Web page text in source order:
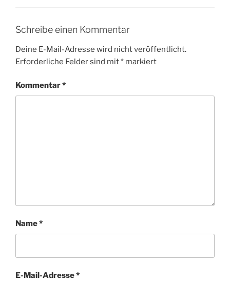
Schreibe einen Kommentar
Deine E-Mail-Adresse wird nicht veröffentlicht.
Erforderliche Felder sind mit* markiert
Kommentar*
Name*
E-Mail-Adresse*